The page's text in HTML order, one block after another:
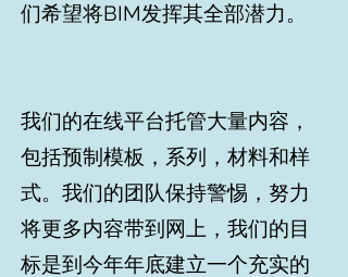
们希望将BIM发挥其全部潜力。
我们的在线平台托管大量内容，
包括预制模板，系列，材料和样
式。我们的团队保持警惕，努力
将更多内容带到网上，我们的目
标是到今年年底建立一个充实的